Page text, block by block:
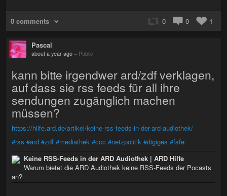
0 comments 0 0 1
Pascal
about a year ago – Public
kann bitte irgendwer ard/zdf verklagen,
auf dass sie rss feeds für all ihre
sendungen zugänglich machen
müssen?
https://hilfe.ard.de/artikel/keine-rss-feeds-in-der-ard-audiothek/
#rss #ard #zdf #mediathek #ccc #netzpolitik #digiges #fsfe
Keine RSS-Feeds in der ARD Audiothek | ARD Hilfe
Warum bietet die ARD Audiothek keine RSS-Feeds der Pocasts
an?